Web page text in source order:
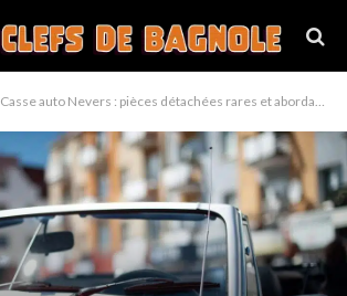
Casse auto Nevers : pièces détachées rares et abordables pour restauration